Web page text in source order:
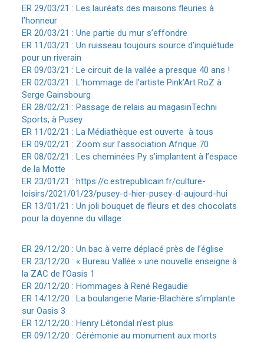
ER 29/03/21 : Les lauréats des maisons fleuries à
l’honneur
ER 20/03/21 : Une partie du mur s’effondre
ER 11/03/21 : Un ruisseau toujours source d’inquiétude
pour un riverain
ER 09/03/21 : Le circuit de la vallée a presque 40 ans !
ER 02/03/21 : L’hommage de l’artiste Pink’Art RoZ à
Serge Gainsbourg
ER 28/02/21 : Passage de relais au magasinTechni
Sports, à Pusey
ER 11/02/21 : La Médiathèque est ouverte à tous
ER 09/02/21 : Zoom sur l’association Afrique 70
ER 08/02/21 : Les cheminées Py s’implantent à l’espace
de la Motte
ER 23/01/21 : https://c.estrepublicain.fr/culture-
loisirs/2021/01/23/pusey-d-hier-pusey-d-aujourd-hui
ER 13/01/21 : Un joli bouquet de fleurs et des chocolats
pour la doyenne du village
ER 29/12/20 : Un bac à verre déplacé près de l’église
ER 23/12/20 : « Bureau Vallée » une nouvelle enseigne à
la ZAC de l’Oasis 1
ER 20/12/20 : Hommages à René Regaudie
ER 14/12/20 : La boulangerie Marie-Blachère s’implante
sur Oasis 3
ER 12/12/20 : Henry Létondal n’est plus
ER 09/12/20 : Cérémonie au monument aux morts